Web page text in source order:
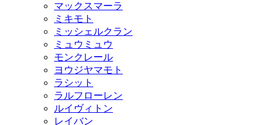
マックスマーラ
ミキモト
ミッシェルクラン
ミュウミュウ
モンクレール
ヨウジヤマモト
ラシット
ラルフローレン
ルイヴィトン
レイバン